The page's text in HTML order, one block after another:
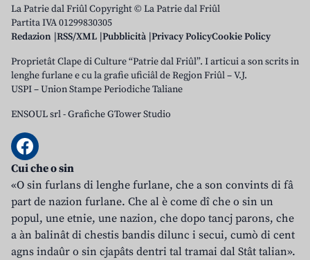
La Patrie dal Friûl Copyright © La Patrie dal Friûl
Partita IVA 01299830305
Redazion RSS/XML Pubblicità Privacy PolicyCookie Policy
Proprietât Clape di Culture “Patrie dal Friûl”. I articui a son scrits in
lenghe furlane e cu la grafie uficiâl de Regjon Friûl – V.J.
USPI – Union Stampe Periodiche Taliane
ENSOUL srl-Grafiche GTower Studio
Cui che o sin
«O sin furlans di lenghe furlane, che a son convints di fâ
part de nazion furlane. Che al è come dî che o sin un
popul, une etnie, une nazion, che dopo tancj parons, che
a àn balinât di chestis bandis dilunc i secui, cumò di cent
agns indaûr o sin cjapâts dentri tal tramai dal Stât talian».